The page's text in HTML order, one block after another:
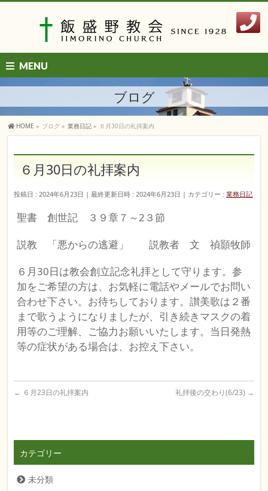
MENU
ブログ
HOME » ブログ » 業務日記 » ６月30日の礼拝案内
６月30日の礼拝案内
投稿日 : 2024年6月23日 最終更新日時 : 2024年6月23日 カテゴリー :業務日記
聖書 創世記 ３９章７～2３節
説教 「悪からの逃避」 説教者 文 禎顥牧師
６月30日は教会創立記念礼拝として守ります。参
加をご希望の方は、お気軽に電話やメールでお問い
合わせ下さい。お待ちしております。讃美歌は２番
まで歌うようになりましたが、引き続きマスクの着
用等のご理解、ご協力お願いいたします。当日発熱
等の症状がある場合は、お控え下さい。
← ６月23日の礼拝案内 礼拝後の交わり(6/23) →
カテゴリー
未分類